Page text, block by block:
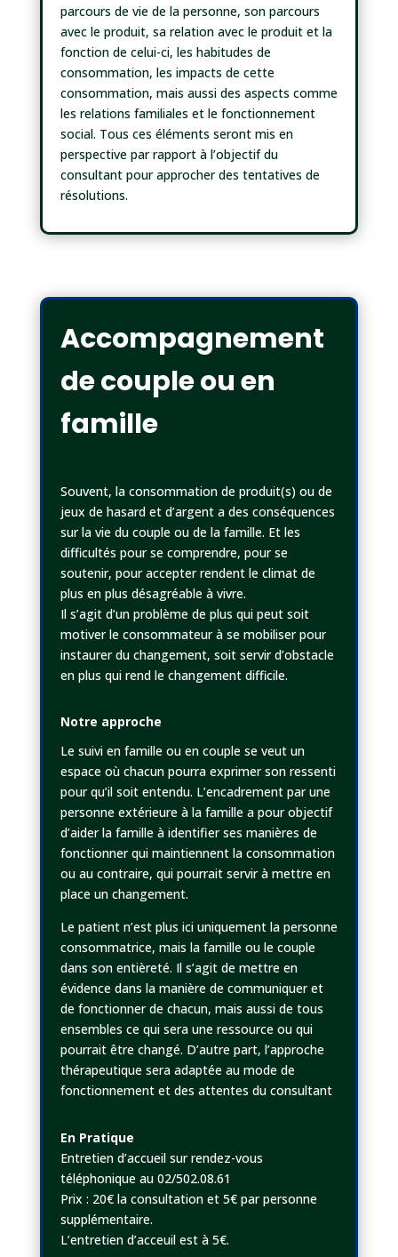
parcours de vie de la personne, son parcours
avec le produit, sa relation avec le produit et la
fonction de celui-ci, les habitudes de
consommation, les impacts de cette
consommation, mais aussi des aspects comme
les relations familiales et le fonctionnement
social. Tous ces éléments seront mis en
perspective par rapport à l’objectif du
consultant pour approcher des tentatives de
résolutions.
Accompagnement
de couple ou en
famille
Souvent, la consommation de produit(s) ou de
jeux de hasard et d’argent a des conséquences
sur la vie du couple ou de la famille. Et les
difficultés pour se comprendre, pour se
soutenir, pour accepter rendent le climat de
plus en plus désagréable à vivre.
Il s’agit d’un problème de plus qui peut soit
motiver le consommateur à se mobiliser pour
instaurer du changement, soit servir d’obstacle
en plus qui rend le changement difficile.
Notre approche
Le suivi en famille ou en couple se veut un
espace où chacun pourra exprimer son ressenti
pour qu’il soit entendu. L’encadrement par une
personne extérieure à la famille a pour objectif
d’aider la famille à identifier ses manières de
fonctionner qui maintiennent la consommation
ou au contraire, qui pourrait servir à mettre en
place un changement.
Le patient n’est plus ici uniquement la personne
consommatrice, mais la famille ou le couple
dans son entièreté. Il s’agit de mettre en
évidence dans la manière de communiquer et
de fonctionner de chacun, mais aussi de tous
ensembles ce qui sera une ressource ou qui
pourrait être changé. D’autre part, l’approche
thérapeutique sera adaptée au mode de
fonctionnement et des attentes du consultant
En Pratique
Entretien d’accueil sur rendez-vous
téléphonique au 02/502.08.61
Prix : 20€ la consultation et 5€ par personne
supplémentaire.
L’entretien d’acceuil est à 5€.